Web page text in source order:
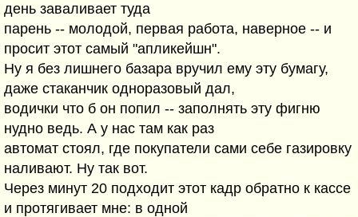
день заваливает туда
парень -- молодой, первая работа, наверное -- и
просит этот самый "апликейшн".
Ну я без лишнего базара вручил ему эту бумагу,
даже стаканчик одноразовый дал,
водички что б он попил -- заполнять эту фигню
нудно ведь. А у нас там как раз
автомат стоял, где покупатели сами себе газировку
наливают. Ну так вот.
Через минут 20 подходит этот кадр обратно к кассе
и протягивает мне: в одной